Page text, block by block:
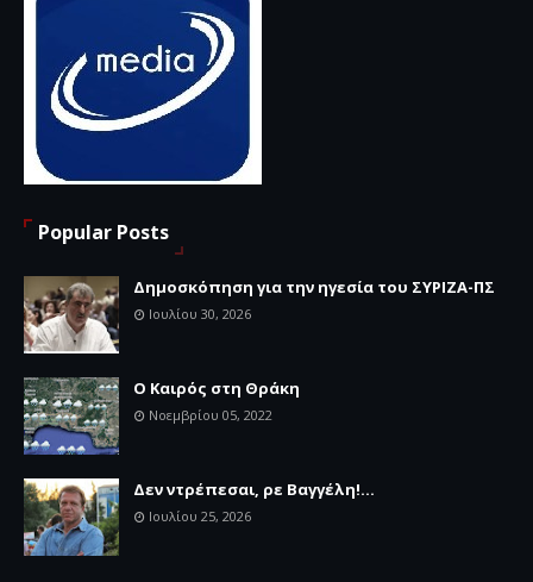
Popular Posts
Δημοσκόπηση για την ηγεσία του ΣΥΡΙΖΑ-ΠΣ
Ιουλίου 30, 2026
Ο Καιρός στη Θράκη
Νοεμβρίου 05, 2022
Δεν ντρέπεσαι, ρε Βαγγέλη!...
Ιουλίου 25, 2026